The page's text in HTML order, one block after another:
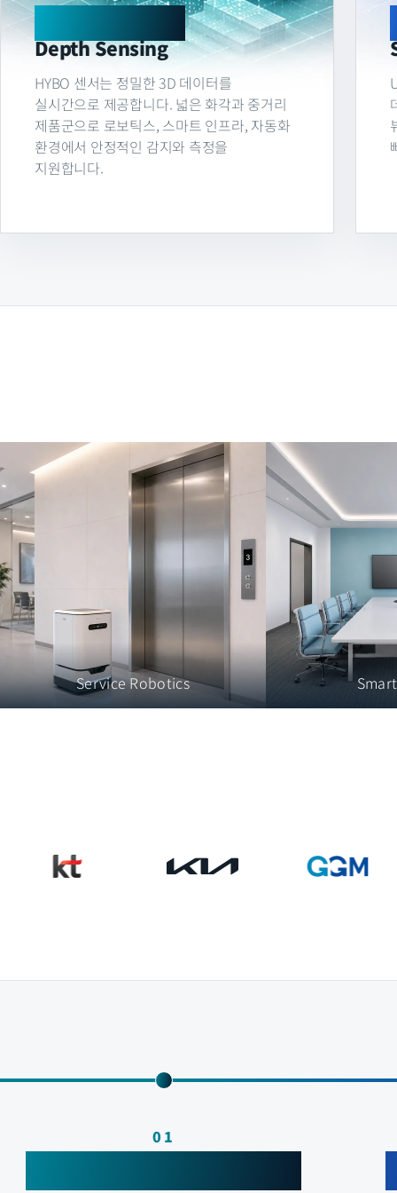
Depth Sensing
HYBO 센서는 정밀한 3D 데이터를
실시간으로 제공합니다. 넓은 화각과 중거리
제품군으로 로보틱스, 스마트 인프라, 자동화
환경에서 안정적인 감지와 측정을
지원합니다.
Service Robotics
01